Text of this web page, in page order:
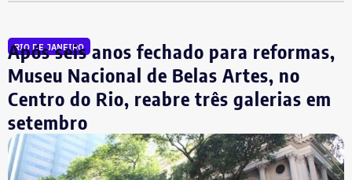
Na disputa de 2014, quando concorreu e foi eleito
deputado estadual pelo então PMDB, Rossi declarou
patrimônio total de R$ 737.861,00. Entre os bens estavam
dois apartamentos, avaliados em R$ 250 mil e R$ 240
mil, além de R$ 165,8 mil em dinheiro em espécie, R$ 70
mil em crédito decorrente de empréstimo e saldos
bancários.
tem como alvo informações relacionadas a nove contas.
São elas: @buziosinformacoes;
@politicanewsregiaodoslagos; @buziosnoticias;
@fofoca_na_calcada; @gladysnunesbuzios;
@acorda_buziosrj; @buziosnuecru; @mayfelixrj;
@choqueibuzios.
RIO DE JANEIRO
Após seis anos fechado para reformas,
Museu Nacional de Belas Artes, no
Centro do Rio, reabre três galerias em
setembro